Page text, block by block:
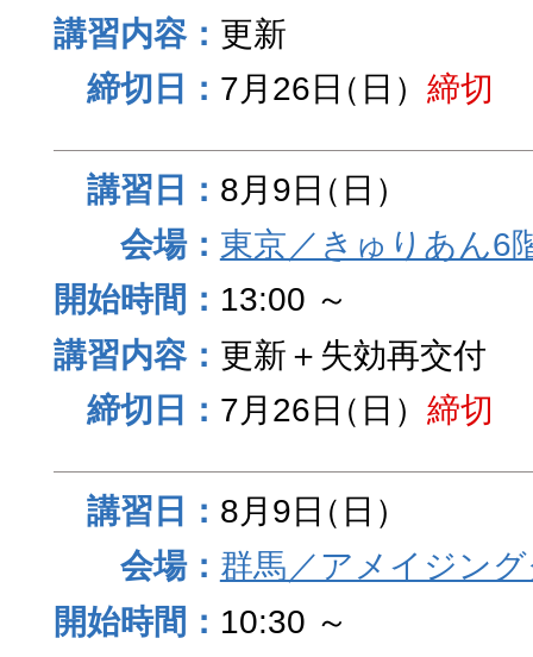
更新
7月26日（日） 締切
8月9日（日）
東京／きゅりあん6
13:00 ～
更新＋失効再交付
7月26日（日） 締切
8月9日（日）
群馬／アメイジン
10:30 ～